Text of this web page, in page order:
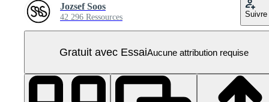
Jozsef Soos
42 296 Ressources Suivre
Gratuit avec EssaiAucune attribution requise